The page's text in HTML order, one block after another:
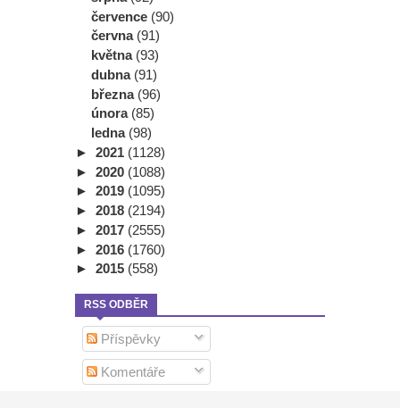
července (90)
června (91)
května (93)
dubna (91)
března (96)
února (85)
ledna (98)
► 2021 (1128)
► 2020 (1088)
► 2019 (1095)
► 2018 (2194)
► 2017 (2555)
► 2016 (1760)
► 2015 (558)
RSS ODBĚR
Příspěvky
Komentáře